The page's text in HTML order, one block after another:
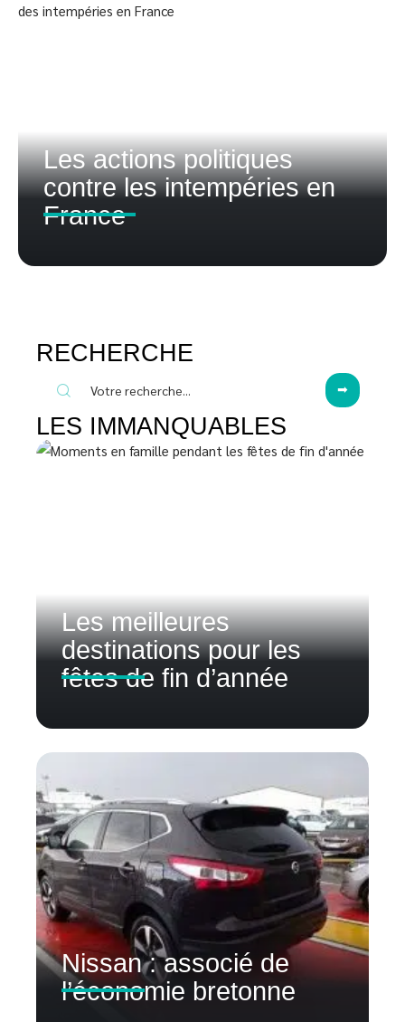
Les actions politiques
contre les intempéries en
France
RECHERCHE
LES IMMANQUABLES
Les meilleures
destinations pour les
fêtes de fin d’année
Nissan : associé de
l’économie bretonne